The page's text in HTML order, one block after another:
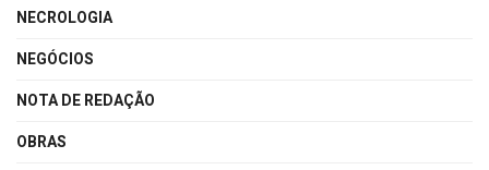
NECROLOGIA
NEGÓCIOS
NOTA DE REDAÇÃO
OBRAS